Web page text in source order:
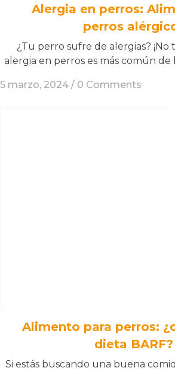
Alergia en perros:
perros
¿Tu perro sufre de alergias? ¡No
alergia en perros es más común de
5 marzo, 2024 / 0 Comments
Alimento para perros:
dieta BARF?
Si estás buscando una buena